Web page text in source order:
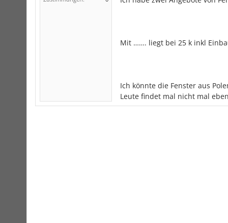
Mit ……. liegt bei 25 k inkl
Ich könnte die Fenster aus
Leute findet mal nicht mal